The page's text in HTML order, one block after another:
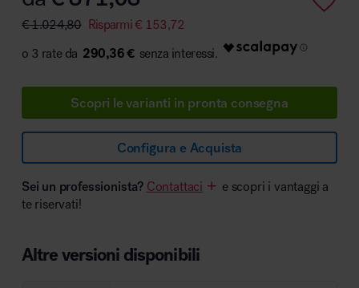
Area hospitality
€1.024,80 Risparmi€ 153,72
290,36 €
Scopri le varianti in pronta consegna
Configura e Acquista
Sei un professionista? Contattaci
e scopri i vantaggi a
te riservati!
Altre versioni disponibili